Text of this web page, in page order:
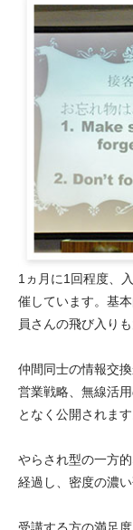
1ヵ月に1回程度、
催しています。基
員さんの飛び入りも
仲間同士の情報交
営業戦略、無線活
となく公開されます
やらされ型の一方
経過し、密度の濃
受講する方の満足度